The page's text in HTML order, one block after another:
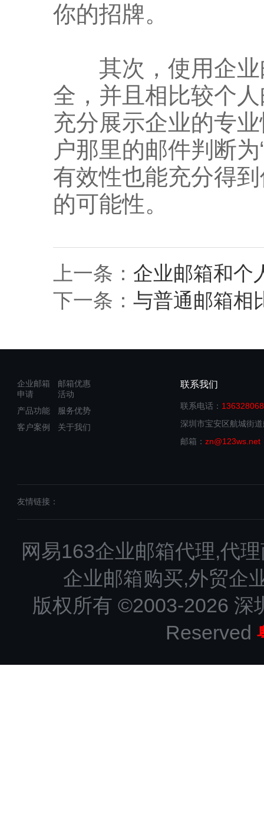
你的招牌。
其次，使用企业
全，并且相比较个
充分展示企业的专
户那里的邮件判断
有效性也能充分得
的可能性。
上一条： 企业邮箱和个
下一条： 与普通邮箱相
企业邮箱
申请
邮箱优惠
活动
产品功能
服务优势
客户案例
关于我们
联系我们
联系电话：
深圳市宝安区航城街
邮箱： zn@123ws.net
友情链接：
网易163企业邮箱代理,代
企业邮箱购买,外贸企
版权所有 ©2003-2026 深
Reserved